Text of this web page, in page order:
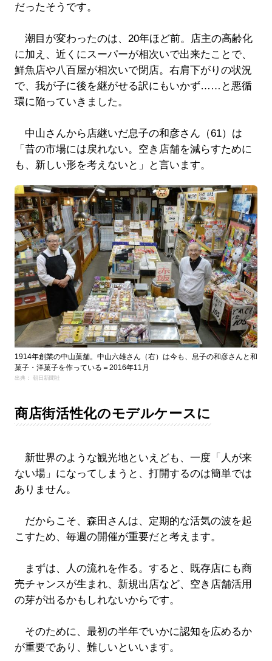
だったそうです。
潮目が変わったのは、20年ほど前。店主の高齢化
に加え、近くにスーパーが相次いで出来たことで、
鮮魚店や八百屋が相次いで閉店。右肩下がりの状況
で、我が子に後を継がせる訳にもいかず……と悪循
環に陥っていきました。
中山さんから店継いだ息子の和彦さん（61）は
「昔の市場には戻れない。空き店舗を減らすために
も、新しい形を考えないと」と言います。
1914年創業の中山菓舗。中山六雄さん（右）は今も、息子の和彦さんと和
菓子・洋菓子を作っている＝2016年11月
出典： 朝日新聞社
商店街活性化のモデルケースに
新世界のような観光地といえども、一度「人が来
ない場」になってしまうと、打開するのは簡単では
ありません。
だからこそ、森田さんは、定期的な活気の波を起
こすため、毎週の開催が重要だと考えます。
まずは、人の流れを作る。すると、既存店にも商
売チャンスが生まれ、新規出店など、空き店舗活用
の芽が出るかもしれないからです。
そのために、最初の半年でいかに認知を広めるか
が重要であり、難しいといいます。